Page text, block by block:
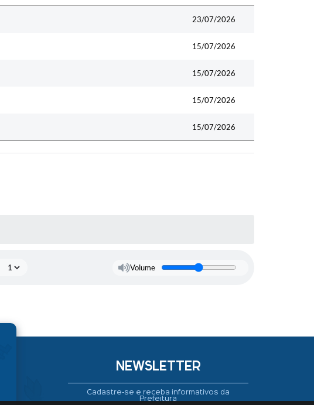
23/07/2026
15/07/2026
15/07/2026
15/07/2026
15/07/2026
Volume
NEWSLETTER
Cadastre-se e receba informativos da
Prefeitura